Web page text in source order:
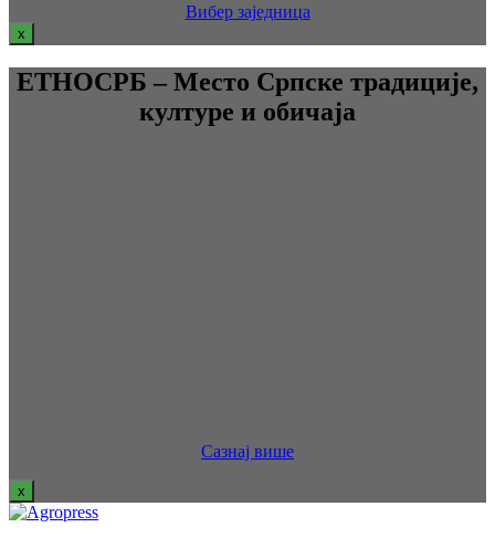
Вибер заједница
x
ЕТНОСРБ – Место Српске традиције,
културе и обичаја
Сазнај више
x